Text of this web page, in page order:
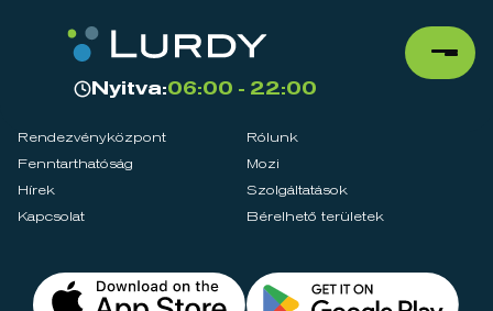
Nyitva:06:00 - 22:00
Rendezvényközpont
Rólunk
Fenntarthatóság
Mozi
Hírek
Szolgáltatások
Kapcsolat
Bérelhető területek